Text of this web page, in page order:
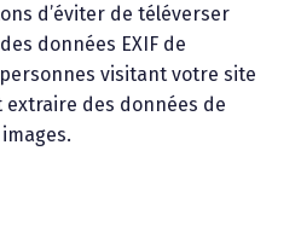
d’éviter de téléverser
données EXIF de
visitant votre site
des données de